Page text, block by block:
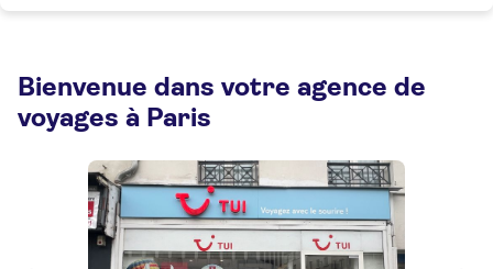
Bienvenue dans votre agence de
voyages à Paris